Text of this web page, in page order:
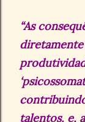
“As
diretamente
talentos, e,